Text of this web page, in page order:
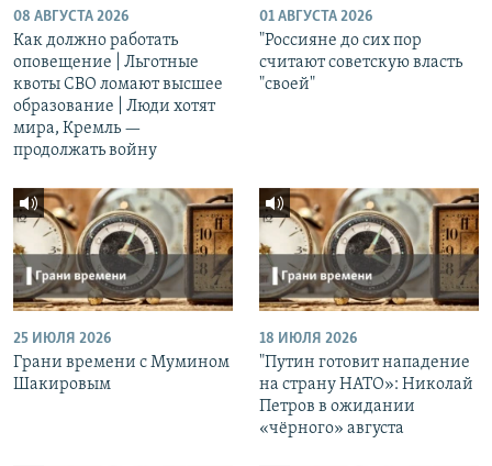
08 АВГУСТА 2026
Как должно работать
оповещение | Льготные
квоты СВО ломают высшее
образование | Люди хотят
мира, Кремль —
продолжать войну
01 АВГУСТА 2026
"Россияне до сих пор
считают советскую власть
"своей"
25 ИЮЛЯ 2026
Грани времени с Мумином
Шакировым
18 ИЮЛЯ 2026
"Путин готовит нападение
на страну НАТО»: Николай
Петров в ожидании
«чёрного» августа